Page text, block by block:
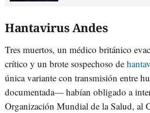
Hantavirus Andes
Tres muertos, un médico británico
crítico y un brote sospechoso de
única variante con transmisión entre
documentada— habían obligado a
Organización Mundial de la Salud, al